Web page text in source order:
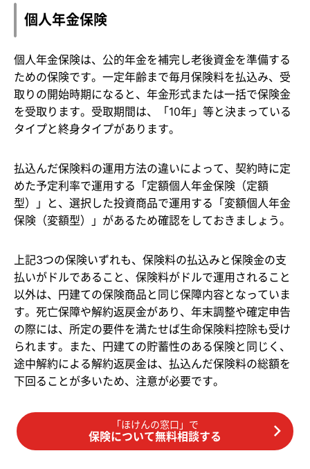
個人年金保険
個人年金保険は、公的年金を補完し老後資金を準備する
ための保険です。一定年齢まで毎月保険料を払込み、受
取りの開始時期になると、年金形式または一括で保険金
を受取ります。受取期間は、「10年」等と決まっている
タイプと終身タイプがあります。
払込んだ保険料の運用方法の違いによって、契約時に定
めた予定利率で運用する「定額個人年金保険（定額
型）」と、選択した投資商品で運用する「変額個人年金
保険（変額型）」があるため確認をしておきましょう。
上記3つの保険いずれも、保険料の払込みと保険金の支
払いがドルであること、保険料がドルで運用されること
以外は、円建ての保険商品と同じ保障内容となっていま
す。死亡保障や解約返戻金があり、年末調整や確定申告
の際には、所定の要件を満たせば生命保険料控除も受け
られます。また、円建ての貯蓄性のある保険と同じく、
途中解約による解約返戻金は、払込んだ保険料の総額を
下回ることが多いため、注意が必要です。
「ほけんの窓口」で
保険について無料相談する